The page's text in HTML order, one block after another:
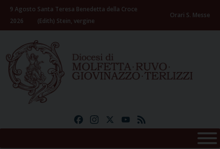
Skip
content
9 Agosto
2026
Santa Teresa Benedetta della Croce
(Edith) Stein, vergine
Orari S. Messe
FacebookInstagramYouTube